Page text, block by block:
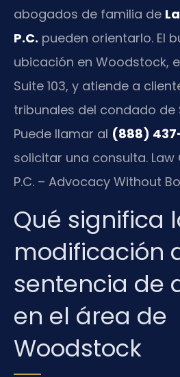
abogados de familia de
P.C. pueden orientarlo. El
ubicación en Woodstock,
Suite 103, y atiende a
tribunales del condado de
Puede llamar al (888)
solicitar una consulta. Law
P.C. – Advocacy Without
Qué significa
modificación
sentencia de
en el área de
Woodstock